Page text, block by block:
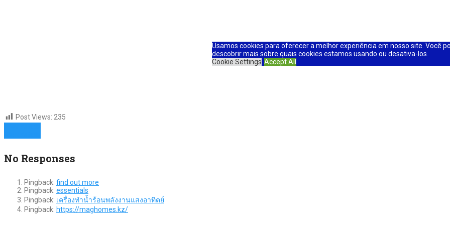
Post Views: 235
No Responses
Pingback: find out more
Pingback: essentials
Pingback: เครื่องทำน้ำร้อนพลังงานแสงอาทิตย์
Pingback: https://maghomes.kz/
Usamos cookies para oferecer a melhor experiência em nosso site. Você
descobrir mais sobre quais cookies estamos usando ou desativa-los.
Cookie Settings Accept All